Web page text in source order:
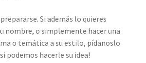
Si además lo quieres
nombre, o simplemente hacer una
o temática a su estilo, pídanoslo
podemos hacerle su idea!